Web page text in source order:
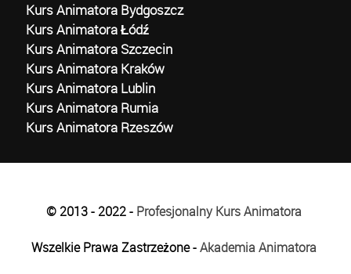
Kurs Animatora Bydgoszcz
Kurs Animatora Łódź
Kurs Animatora Szczecin
Kurs Animatora Kraków
Kurs Animatora Lublin
Kurs Animatora Rumia
Kurs Animatora Rzeszów
© 2013 - 2022 - Profesjonalny Kurs Animatora
Wszelkie Prawa Zastrzeżone -Akademia Animatora